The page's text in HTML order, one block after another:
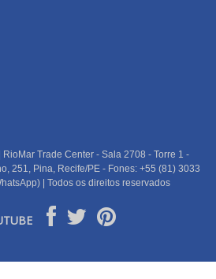
Trade Center - Sala 2708 - Torre 1 -
251, Pina, Recife/PE - Fones: +55 (81) 3033
| Todos os direitos reservados